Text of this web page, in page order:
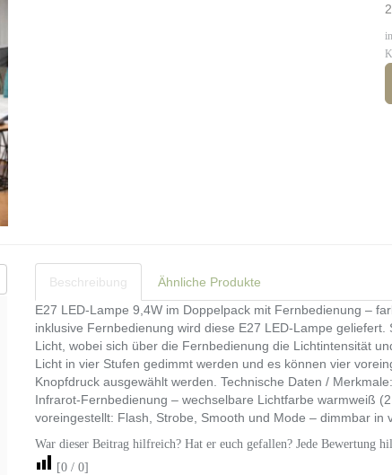
Beschreibung
Ähnliche Produkte
E27 LED-Lampe 9,4W im Doppelpack mit Fernbedienung –
inklusive Fernbedienung wird diese E27 LED-Lampe
Licht, wobei sich über die Fernbedienung die Lichtintensität
Licht in vier Stufen gedimmt werden und es können vier
Knopfdruck ausgewählt werden. Technische Daten /
Infrarot-Fernbedienung – wechselbare Lichtfarbe warmweiß
voreingestellt: Flash, Strobe, Smooth und Mode – dimmbar in
War dieser Beitrag hilfreich? Hat er euch gefallen? Jede Bewertung
[0 / 0]